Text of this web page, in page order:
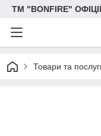
ТМ "BONFIRE"
Товари та